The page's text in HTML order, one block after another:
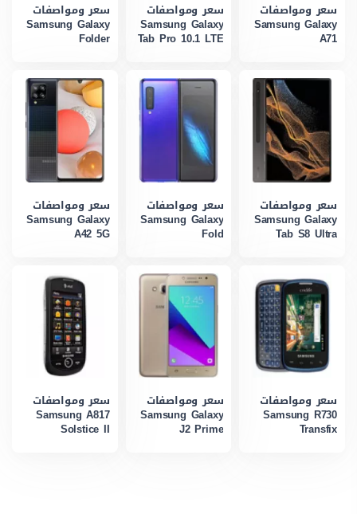
سعر ومواصفات
Samsung Galaxy
A71
سعر ومواصفات
Samsung Galaxy
Tab Pro 10.1 LTE
سعر ومواصفات
Samsung Galaxy
Folder
سعر ومواصفات
Samsung Galaxy
Tab S8 Ultra
سعر ومواصفات
Samsung Galaxy
Fold
سعر ومواصفات
Samsung Galaxy
A42 5G
سعر ومواصفات
Samsung R730
Transfix
سعر ومواصفات
Samsung Galaxy
J2 Prime
سعر ومواصفات
Samsung A817
Solstice II